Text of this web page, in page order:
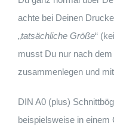
achte bei Deinen
„tatsächliche Größe“
musst Du nur nach
zusammenlegen und
DIN A0 (plus)
beispielsweise in einem